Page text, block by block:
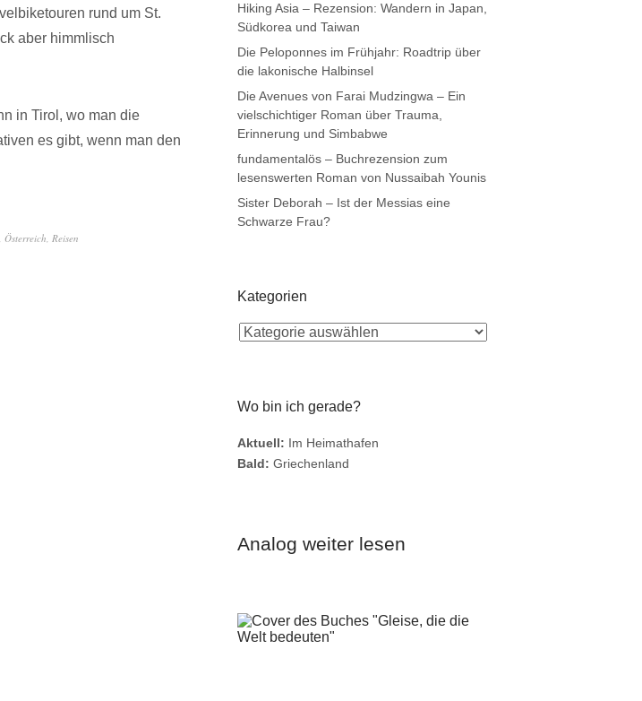
rund um St.
aber himmlisch
in Tirol, wo man die
es gibt, wenn man den
, Österreich, Reisen
Hiking Asia – Rezension: Wandern in Japan,
Südkorea und Taiwan
Die Peloponnes im Frühjahr: Roadtrip über
die lakonische Halbinsel
Die Avenues von Farai Mudzingwa – Ein
vielschichtiger Roman über Trauma,
Erinnerung und Simbabwe
fundamentalös – Buchrezension zum
lesenswerten Roman von Nussaibah Younis
Sister Deborah – Ist der Messias eine
Schwarze Frau?
Kategorien
Wo bin ich gerade?
Aktuell: Im Heimathafen
Bald: Griechenland
Analog weiter lesen